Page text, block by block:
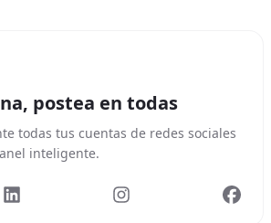
postea en todas
todas tus cuentas de redes sociales
inteligente.